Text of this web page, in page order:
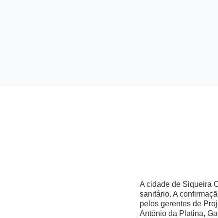
A cidade de Siqueira
sanitário. A
pelos gerentes de
Antônio da Platina,